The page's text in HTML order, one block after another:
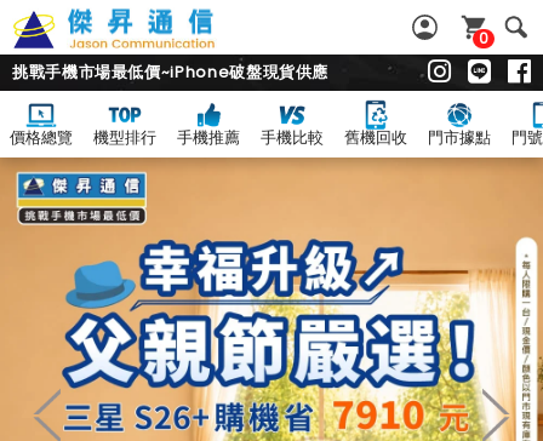
0
挑戰手機市場最低價~iPhone破盤現貨供應
價格總覽 機型排行 手機推薦 手機比較 舊機回收 門市據點 門